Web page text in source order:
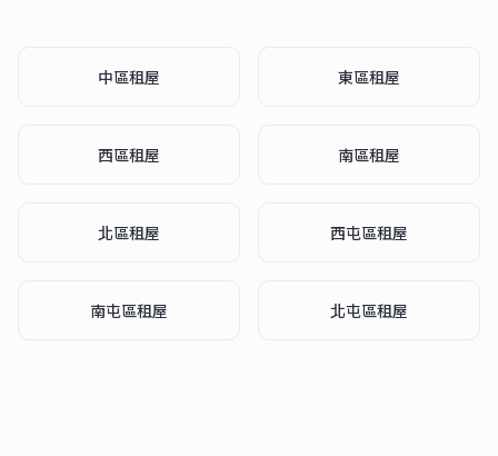
中區租屋 東區租屋
西區租屋 南區租屋
北區租屋 西屯區租屋
南屯區租屋 北屯區租屋